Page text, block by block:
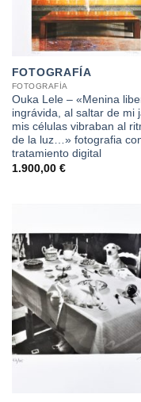
FOTOGRAFÍA
FOTOGRAFÍA
Ouka Lele – «Menina
ingrávida, al saltar de mi
mis células vibraban al
de la luz…» fotografia
tratamiento digital
1.900,00 €